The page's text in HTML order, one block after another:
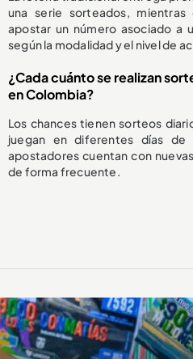
una serie sorteados,
apostar un número asociado a
según la modalidad y el nivel de
¿Cada cuánto se realizan
en Colombia?
Los chances tienen sorteos
juegan en diferentes días
apostadores cuentan con
de forma frecuente.